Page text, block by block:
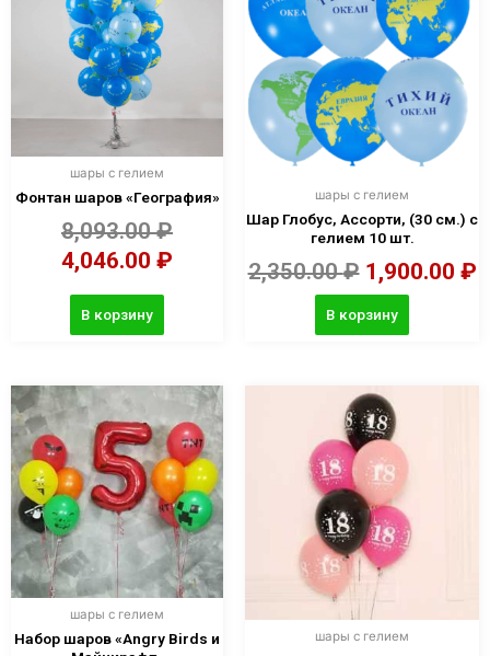
шары с гелием
Фонтан шаров «География»
8,093.00₽
4,046.00 ₽
В корзину
шары с гелием
Шар Глобус, Ассорти, (30 см.) с
гелием 10 шт.
2,350.00₽ 1,900.00 ₽
В корзину
шары с гелием
Набор шаров «Angry Birds и
шары с гелием